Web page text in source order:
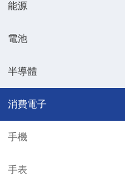
能源
電池
半導體
消費電子
手機
手表